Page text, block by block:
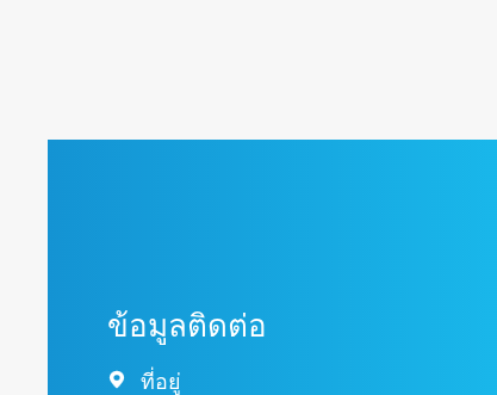
ข้อมูลติดต่อ
 ที่อยู่